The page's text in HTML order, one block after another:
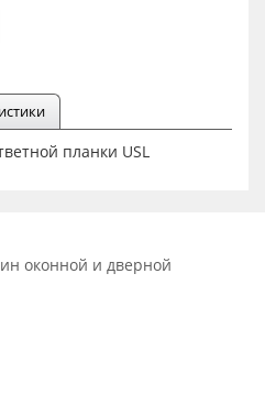
планки USL
оконной и дверной